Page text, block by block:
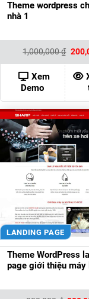
Theme wordpress
nhà 1
1,000,000₫ Giá
là:
Xem
Demo
LANDING PAGE
Theme WordPress
page giới thiệu máy